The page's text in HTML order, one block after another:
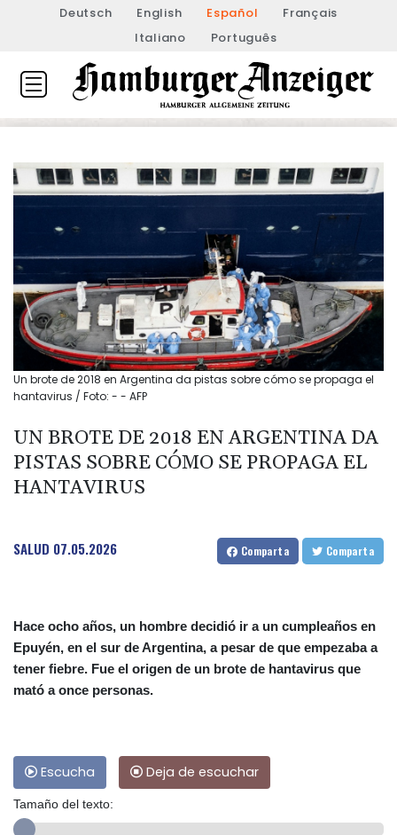
Deutsch English Español
Français
Italiano
Português
Un brote de 2018 en Argentina da pistas sobre cómo se propaga el
hantavirus / Foto: - - AFP
UN BROTE DE 2018 EN ARGENTINA DA
PISTAS SOBRE CÓMO SE PROPAGA EL
HANTAVIRUS
SALUD 07.05.2026 Comparta Comparta
Hace ocho años, un hombre decidió ir a un cumpleaños en
Epuyén, en el sur de Argentina, a pesar de que empezaba a
tener fiebre. Fue el origen de un brote de hantavirus que
mató a once personas.
Escucha Deja de escuchar
Tamaño del texto: